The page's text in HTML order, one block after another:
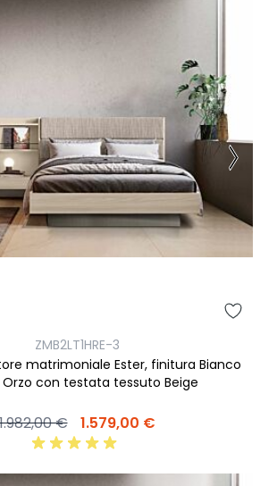
ZMB2LT1HRE-3
matrimoniale Ester, finitura Bianco
con testata tessuto Beige
€ 1.579,00 €